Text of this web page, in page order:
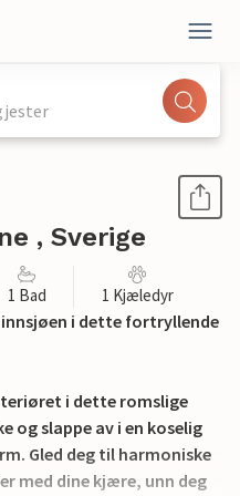
, Sverige
1 Bad 1 Kjæledyr
innsjøen i dette fortryllende
i dette romslige
og slappe av i en koselig
Gled deg til harmoniske
med dine kjære, unn deg